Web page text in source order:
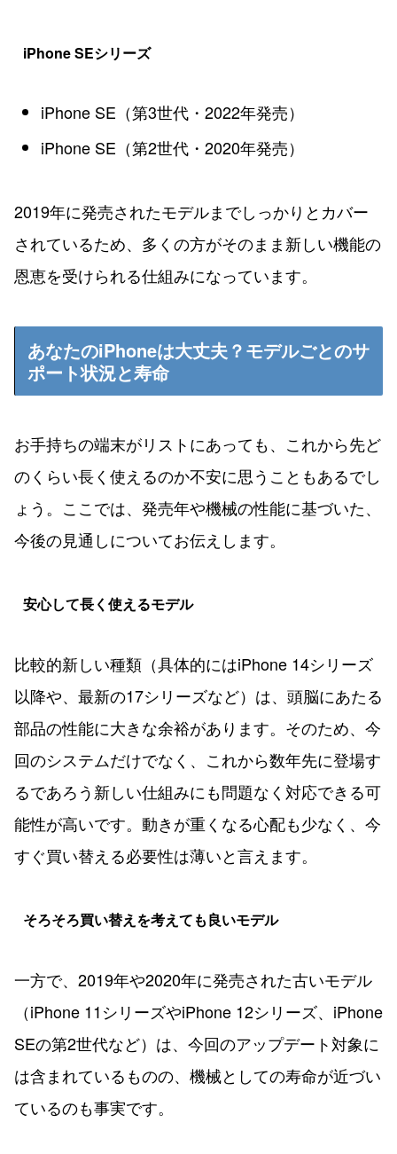
iPhone SEシリーズ
iPhone SE（第3世代・2022年発売）
iPhone SE（第2世代・2020年発売）
2019年に発売されたモデルまでしっかりとカバー
されているため、多くの方がそのまま新しい機能の
恩恵を受けられる仕組みになっています。
あなたのiPhoneは大丈夫？モデルごとのサ
ポート状況と寿命
お手持ちの端末がリストにあっても、これから先ど
のくらい長く使えるのか不安に思うこともあるでし
ょう。ここでは、発売年や機械の性能に基づいた、
今後の見通しについてお伝えします。
安心して長く使えるモデル
比較的新しい種類（具体的にはiPhone 14シリーズ
以降や、最新の17シリーズなど）は、頭脳にあたる
部品の性能に大きな余裕があります。そのため、今
回のシステムだけでなく、これから数年先に登場す
るであろう新しい仕組みにも問題なく対応できる可
能性が高いです。動きが重くなる心配も少なく、今
すぐ買い替える必要性は薄いと言えます。
そろそろ買い替えを考えても良いモデル
一方で、2019年や2020年に発売された古いモデル
（iPhone 11シリーズやiPhone 12シリーズ、iPhone
SEの第2世代など）は、今回のアップデート対象に
は含まれているものの、機械としての寿命が近づい
ているのも事実です。